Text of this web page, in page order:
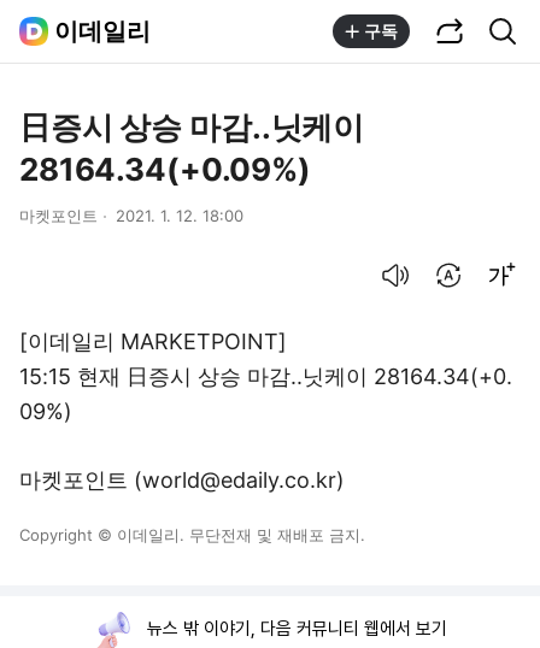
이데일리 구독
日증시 상승 마감..닛케이
28164.34(+0.09%)
마켓포인트 2021. 1. 12. 18:00
[이데일리 MARKETPOINT]
15:15 현재 日증시 상승 마감..닛케이 28164.34(+0.
09%)
마켓포인트 (world@edaily.co.kr)
Copyright © 이데일리. 무단전재 및 재배포 금지.
뉴스 밖 이야기, 다음 커뮤니티 웹에서 보기